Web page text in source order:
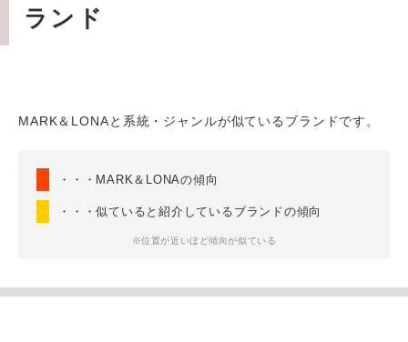
ランド
MARK＆LONAと系統・ジャンルが似ているブランドです。
・・・MARK＆LONAの傾向
・・・似ていると紹介しているブランドの傾向
※位置が近いほど傾向が似ている